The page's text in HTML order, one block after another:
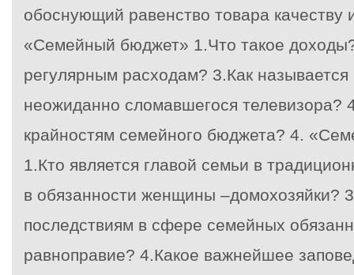
обоснующий равенство товара качеству
«Семейный бюджет» 1.Что такое
регулярным расходам? 3.Как
неожиданно сломавшегося телевизора?
крайностям семейного бюджета? 4.
1.Кто является главой семьи в
в обязанности женщины –домохозяйки?
последствиям в сфере семейных
равноправие? 4.Какое важнейшее